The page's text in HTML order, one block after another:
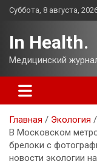
Перейти
Суббота, 8 августа,
In Health.
Медицинский
Главная
Экология
В Московском
брелоки с
новости экологии